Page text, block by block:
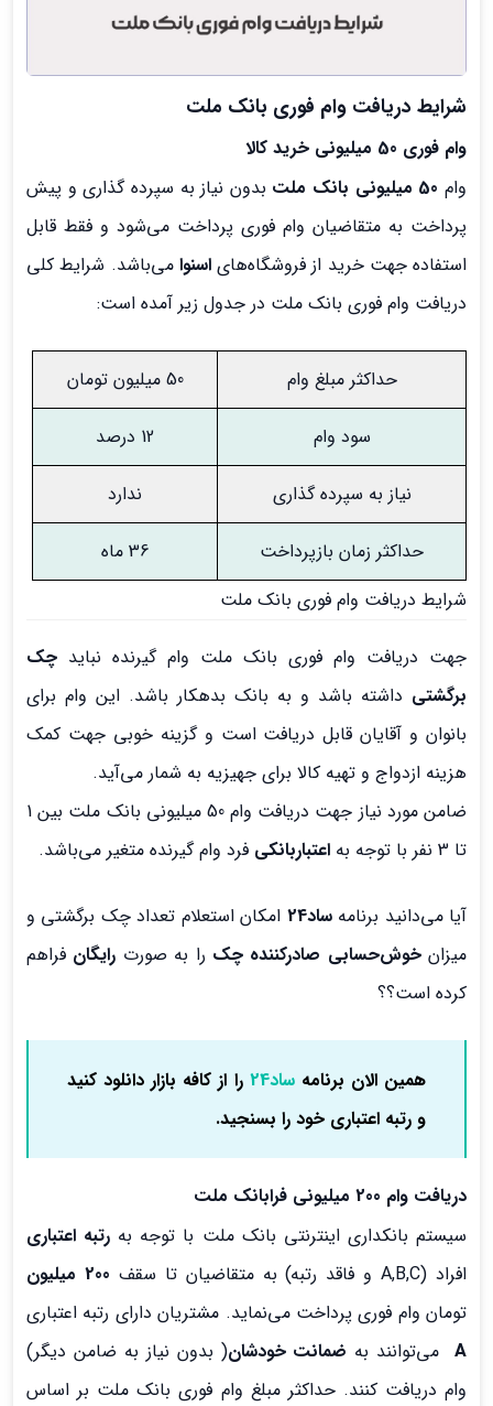
شرایط دریافت وام فوری بانک ملت
وام فوری 50 میلیونی خرید کالا
وام50 میلیونی بانک ملت
بدون نیاز به سپرده ‌گذاری و پیش
پرداخت به متقاضیان وام فوری پرداخت می‌شود و فقط قابل
استفاده جهت خرید از فروشگاه‌هایاسنوامی‌باشد. شرایط کلی
دریافت وام فوری بانک ملت در جدول زیر آمده است:
حداکثر مبلغ وام 50 میلیون تومان
سود وام 12 درصد
نیاز به سپرده گذاری ندارد
حداکثر زمان بازپرداخت
36 ماه
شرایط دریافت وام فوری بانک ملت
جهت دریافت وام فوری بانک ملت وام گیرنده نباید چک
برگشتی داشته باشد و به بانک بدهکار باشد. این وام برای
بانوان و آقایان قابل دریافت است و گزینه خوبی جهت کمک
هزینه ازدواج و تهیه کالا برای جهیزیه به شمار می‌آید.
ضامن مورد نیاز جهت دریافت وام 50 میلیونی بانک ملت بین 1
تا 3 نفر با توجه به
اعتباربانکی فرد وام گیرنده متغیر می‌باشد.
آیا می‌دانید برنامهساد24
امکان استعلام تعداد چک برگشتی و
میزانخوش‌حسابی صادرکننده چک را به صورت رایگان فراهم
کرده است؟؟
همین الان برنامهساد24
را از کافه بازار دانلود کنید
و رتبه اعتباری خود را بسنجید.
دریافت وام 200 میلیونی فرابانک ملت
سیستم بانکداری اینترنتی بانک ملت با توجه به رتبه اعتباری
افراد (A,B,C و فاقد رتبه) به متقاضیان تا سقف
200 میلیون
تومان وام فوری پرداخت می‌نماید. مشتریان دارای رتبه اعتباری
A می‌توانند به ضمانت خودشان( بدون نیاز به ضامن دیگر)
وام دریافت کنند. حداکثر مبلغ وام فوری بانک ملت بر اساس